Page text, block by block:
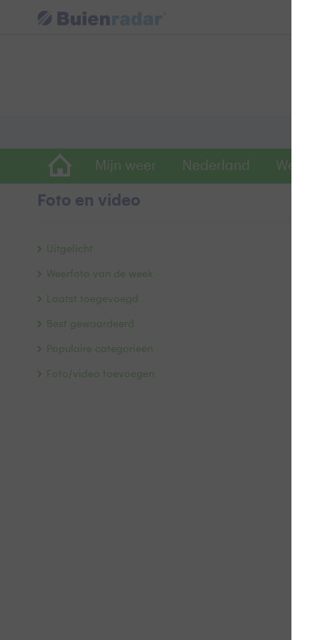
Mijn weer Nederland
Foto en video
Uitgelicht
Weerfoto van de week
Laatst toegevoegd
Best gewaardeerd
Populaire categorieën
Foto/video toevoegen